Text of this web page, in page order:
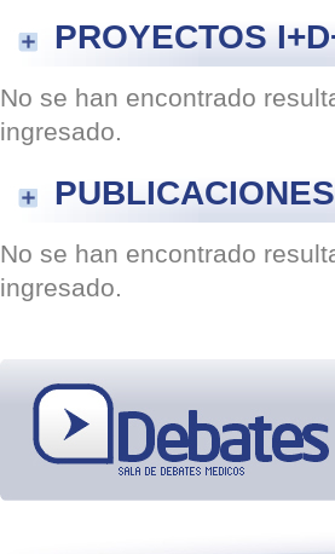
PROYECTOS
No se han encontrado
ingresado.
PUBLICACIONES
No se han encontrado
ingresado.